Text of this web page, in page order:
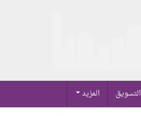
التسويق المزيد